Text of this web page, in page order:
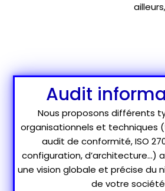
Audit
Nous proposons différents
organisationnels et techniques (
audit de conformité, ISO
configuration, d’architecture…)
une vision globale et précise du
de votre